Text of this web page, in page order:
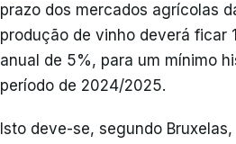
prazo dos mercados agrícolas
produção de vinho deverá ficar
anual de 5%, para um mínimo
período de 2024/2025.
Isto deve-se, segundo